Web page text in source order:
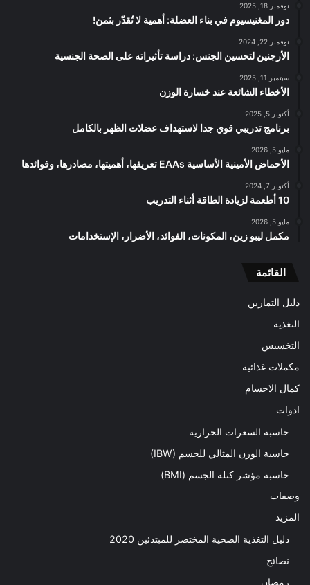
نوفمبر 18, 2025
دور المغنيسيوم في بناء العضلة: أهمية لا تُقدّر بثمن!
نوفمبر 22, 2024
الأرجنين لتحسين الجنس: دراسة تأثيراته على الصحة الجنسية
سبتمبر 11, 2025
الأخطاء الشائعة عند خسارة الوزن
أكتوبر 5, 2025
برنامج تدريبي قوي جدا لاستهداف عضلات الظهر بالكامل
مايو 5, 2026
الأحماض الأمينية الأساسية EAAs تعريفها، أهميتها، مصادرها، وفوائدها
أكتوبر 7, 2024
10 أطعمة لزيادة الطاقة أثناء التدريب
مايو 5, 2026
مكمل ليبو زين، المكونات، الفوائد، الأضرار، الإستخدامات
القائمة
دليل التمارين
التغذية
التخسيس
مكملات غذائية
كمال الاجسام
ادوات
حاسبة السعرات الحرارية
حاسبة الوزن المثالي للجسم (IBW)
حاسبة مؤشر كتلة الجسم (BMI)
وصفات
المزيد
دليل التغذية الصحية المختصر للمبتدئين 2020​
نصائح
رمضان